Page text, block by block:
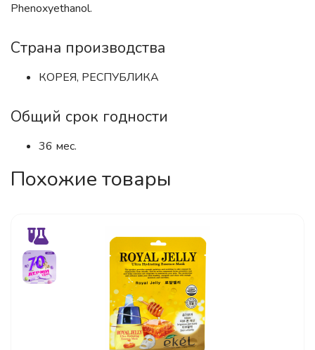
Phenoxyethanol.
Страна производства
КОРЕЯ, РЕСПУБЛИКА
Общий срок годности
36 мес.
Похожие товары